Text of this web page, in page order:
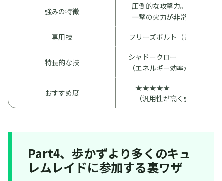
強みの特徴
圧倒的な攻撃力。
一撃の火力が非常に高い
専用技
フリーズボルト（こおり）
特長的な技
シャドークロー
（エネルギー効率が優秀）
おすすめ度
★★★★★
（汎用性が高く強力）
Part4、歩かずより多くのキュ
レムレイドに参加する裏ワザ